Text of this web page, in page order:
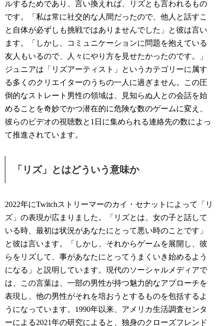
ルするためであり、言い換えれば、リズとも言われるもの
です。「私は常に社交的な人間だったので、他人と話すこ
と自体が必ずしも挑戦ではありませんでした」と彼は言い
ます。「しかし、コミュニケーションに問題を抱えている
友人もいるので、人々にやり方を見せたかったのです。」
ジュニアは「リズアーティスト」というカテゴリーに属す
る多くのクリエイターのうちの一人に過ぎません。この圧
倒的なストレート男性の領域は、見知らぬ人との会話を始
めることを奇妙でかつ潜在的に危険な数のゲームに変え、
彼らのビデオの視聴数と1日に集められる連絡先の数によっ
て推進されています。
「リズ」とはどういう意味か
2022年にTwitchストリーマーのカイ・セナットによって「リ
ズ」の表現が広まりました。「リズとは、女の子と話して
いる時、最初は状況があなたにとって悪い時のことです」
と彼は言います。「しかし、それからゲームを展開し、彼
らをリズして、事があなたにとってうまくいき始めるよう
になる」と説明しています。現代のソーシャルメディアで
は、この言葉は、一部の男性が持つ魅力的なアプローチを
表現し、他の男性がそれを培おうとするものを包括するよ
うになっています。1990年以来、アメリカ生活調査センタ
ーによる2021年の研究によると、独身のクローズフレンド